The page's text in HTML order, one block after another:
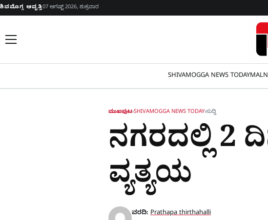
Skip to content
ಶಿವಮೊಗ್ಗ ಆವೃತ್ತಿ07 ಆಗಷ್ಟ್ 2026, ಶುಕ್ರವಾರ
SHIVAMOGGA NEWS TODAY
ಮುಖಪುಟ›SHIVAMOGGA NEWS TODAY›ಸುದ್ದಿ
ನಗರದಲ್ಲಿ 2
ವ್ಯತ್ಯಯ
ವರದಿ: Prathapa thirthahalli